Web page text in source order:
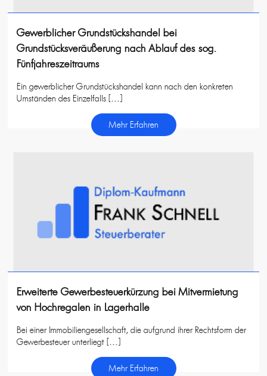
Gewerblicher Grundstückshandel bei
Grundstücksveräußerung nach Ablauf des sog.
Fünfjahreszeitraums
Ein gewerblicher Grundstückshandel kann nach den konkreten
Umständen des Einzelfalls […]
Mehr Erfahren
Erweiterte Gewerbesteuerkürzung bei Mitvermietung
von Hochregalen in Lagerhalle
Bei einer Immobiliengesellschaft, die aufgrund ihrer Rechtsform der
Gewerbesteuer unterliegt […]
Mehr Erfahren